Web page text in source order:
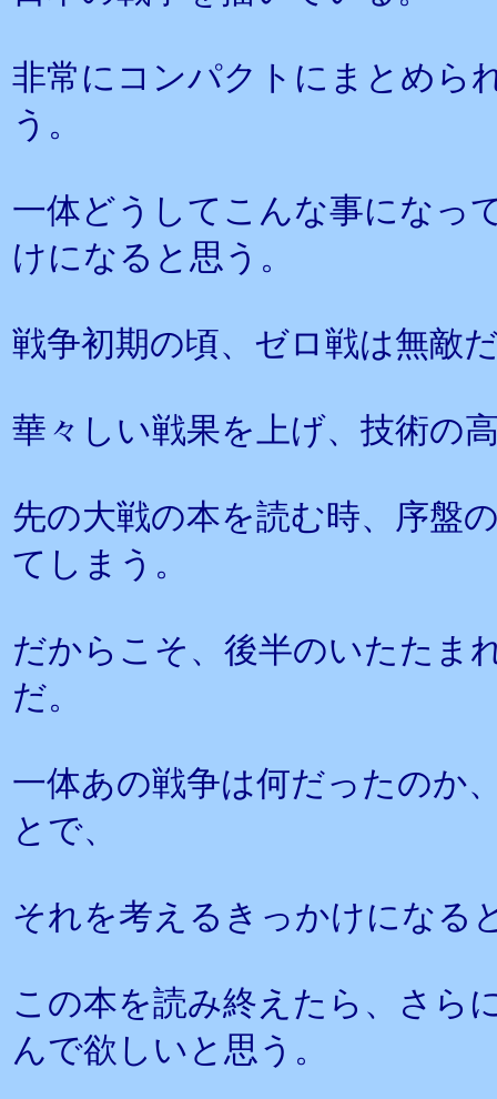
非常にコンパクトにまとめら
う。
一体どうしてこんな事になっ
けになると思う。
戦争初期の頃、ゼロ戦は無敵
華々しい戦果を上げ、技術の
先の大戦の本を読む時、序盤
てしまう。
だからこそ、後半のいたたま
だ。
一体あの戦争は何だったのか
とで、
それを考えるきっかけになる
この本を読み終えたら、さら
んで欲しいと思う。